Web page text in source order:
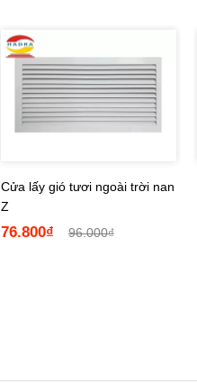
Cửa lấy gió tươi ngoài trời nan
Z
76.800₫ 96.000₫